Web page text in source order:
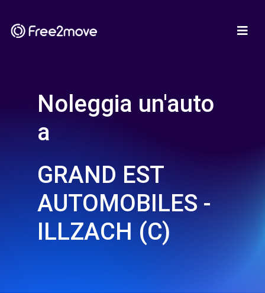
Noleggia un'auto
a
GRAND EST
AUTOMOBILES -
ILLZACH (C)